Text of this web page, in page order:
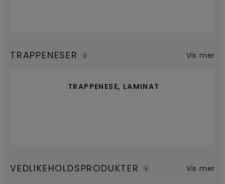
TRAPPENESER
TRAPPENESE, LAMINAT
Vis mer
VEDLIKEHOLDSPRODUKTER Vis mer